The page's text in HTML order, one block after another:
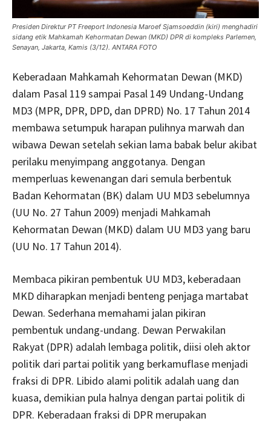
Presiden Direktur PT Freeport Indonesia Maroef Sjamsoeddin (kiri) menghadiri
sidang etik Mahkamah Kehormatan Dewan (MKD) DPR di kompleks Parlemen,
Senayan, Jakarta, Kamis (3/12). ANTARA FOTO
Keberadaan Mahkamah Kehormatan Dewan (MKD)
dalam Pasal 119 sampai Pasal 149 Undang-Undang
MD3 (MPR, DPR, DPD, dan DPRD) No. 17 Tahun 2014
membawa setumpuk harapan pulihnya marwah dan
wibawa Dewan setelah sekian lama babak belur akibat
perilaku menyimpang anggotanya. Dengan
memperluas kewenangan dari semula berbentuk
Badan Kehormatan (BK) dalam UU MD3 sebelumnya
(UU No. 27 Tahun 2009) menjadi Mahkamah
Kehormatan Dewan (MKD) dalam UU MD3 yang baru
(UU No. 17 Tahun 2014).
Membaca pikiran pembentuk UU MD3, keberadaan
MKD diharapkan menjadi benteng penjaga martabat
Dewan. Sederhana memahami jalan pikiran
pembentuk undang-undang. Dewan Perwakilan
Rakyat (DPR) adalah lembaga politik, diisi oleh aktor
politik dari partai politik yang berkamuflase menjadi
fraksi di DPR. Libido alami politik adalah uang dan
kuasa, demikian pula halnya dengan partai politik di
DPR. Keberadaan fraksi di DPR merupakan